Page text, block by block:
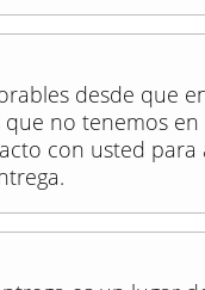
desde que
no tenemos
con usted